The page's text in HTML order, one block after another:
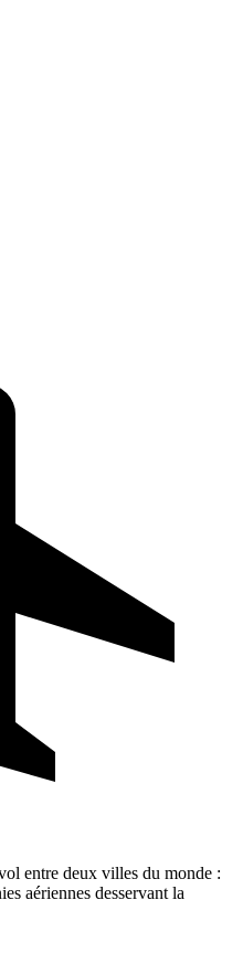
entre deux villes du monde :
aériennes desservant la